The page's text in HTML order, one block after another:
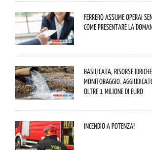
Ferrero assume operai
come presentare la
Basilicata, Risorse
monitoraggio.
oltre 1 milione di euro
Incendio a Potenza!